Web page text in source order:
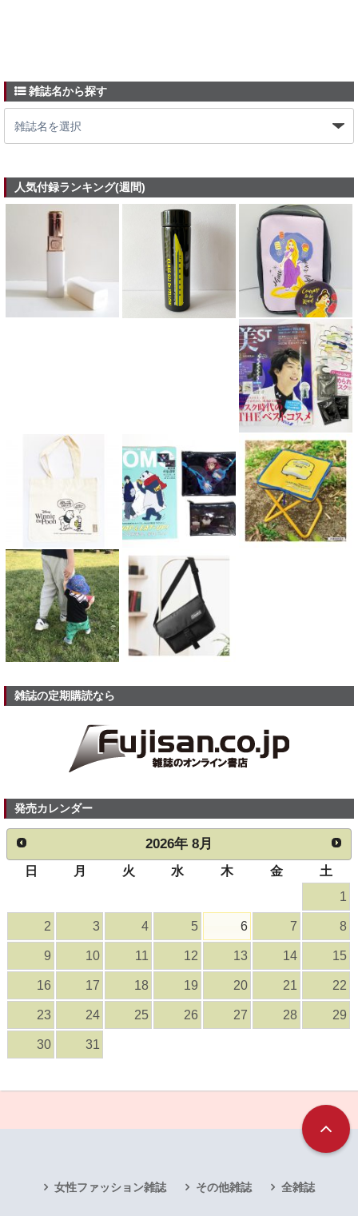
雑誌名から探す
人気付録ランキング(週間)
雑誌の定期購読なら
発売カレンダー
2026年 8月
日 月 火 水 木 金
土
1
2 3 4 5 6 7 8
9 10 11 12 13 14 15
16 17 18 19 20 21 22
23 24 25 26 27 28 29
30 31
女性ファッション雑誌 その他雑誌 全雑誌